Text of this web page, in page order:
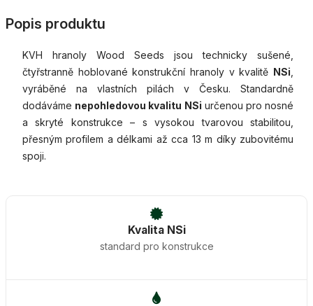
Popis produktu
KVH hranoly Wood Seeds jsou technicky sušené,
čtyřstranně hoblované konstrukční hranoly v kvalitě NSi
vyráběné na vlastních pilách v Česku. Standardně
dodáváme nepohledovou kvalitu NSi určenou pro nosné
a skryté konstrukce – s vysokou tvarovou stabilitou,
přesným profilem a délkami až cca 13 m díky zubovitému
spoji.
Kvalita NSi
standard pro konstrukce